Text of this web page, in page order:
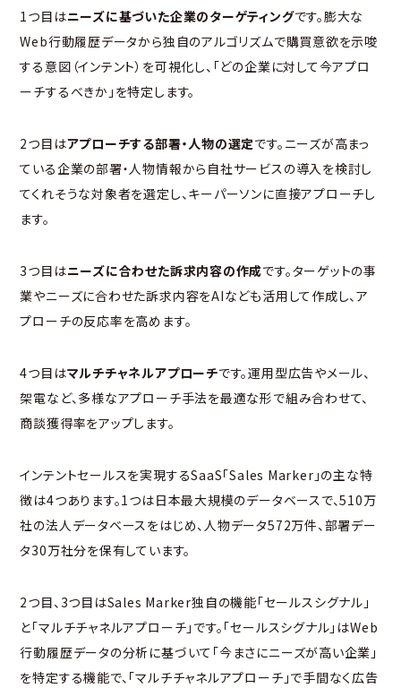
1つ目はニーズに基づいた企業のターゲティングです。膨大な
Web行動履歴データから独自のアルゴリズムで購買意欲を示唆
する意図（インテント）を可視化し、「どの企業に対して今アプロ
ーチするべきか」を特定します。
2つ目はアプローチする部署・人物の選定です。ニーズが高まっ
ている企業の部署・人物情報から自社サービスの導入を検討し
てくれそうな対象者を選定し、キーパーソンに直接アプローチし
ます。
3つ目はニーズに合わせた訴求内容の作成です。ターゲットの事
業やニーズに合わせた訴求内容をAIなども活用して作成し、ア
プローチの反応率を高めます。
4つ目はマルチチャネルアプローチです。運用型広告やメール、
架電など、多様なアプローチ手法を最適な形で組み合わせて、
商談獲得率をアップします。
インテントセールスを実現するSaaS「Sales Marker」の主な特
徴は4つあります。1つは日本最大規模のデータベースで、510万
社の法人データベースをはじめ、人物データ572万件、部署デー
タ30万社分を保有しています。
2つ目、3つ目はSales Marker独自の機能「セールスシグナル」
と「マルチチャネルアプローチ」です。「セールスシグナル」はWeb
行動履歴データの分析に基づいて「今まさにニーズが高い企業」
を特定する機能で、「マルチチャネルアプローチ」で手間なく広告